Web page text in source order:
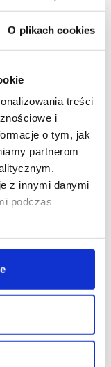
O plikach cookies
treści
i
o tym, jak
partnerom
z innymi danymi
podczas
w Europie.